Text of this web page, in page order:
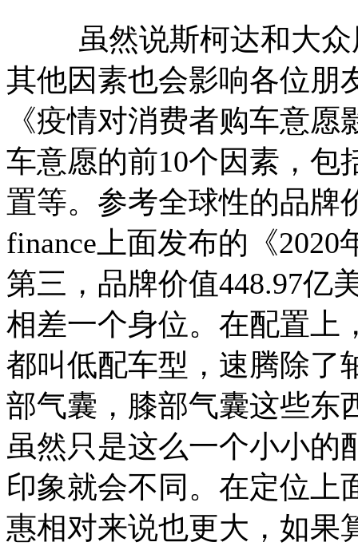
虽然说斯柯达和大众
其他因素也会影响各位朋
《疫情对消费者购车意
车意愿的前10个因素，包
置等。参考全球性的品牌
finance上面发布的《
第三，品牌价值448.97亿
相差一个身位。在配置上
都叫低配车型，速腾除了
部气囊，膝部气囊这些东
虽然只是这么一个小小的
印象就会不同。在定位上
惠相对来说也更大，如果